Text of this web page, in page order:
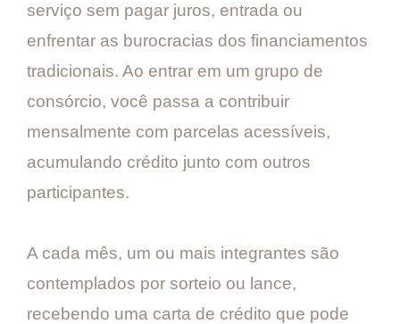
serviço sem pagar juros, entrada ou
enfrentar as burocracias dos financiamentos
tradicionais. Ao entrar em um grupo de
consórcio, você passa a contribuir
mensalmente com parcelas acessíveis,
acumulando crédito junto com outros
participantes.
A cada mês, um ou mais integrantes são
contemplados por sorteio ou lance,
recebendo uma carta de crédito que pode